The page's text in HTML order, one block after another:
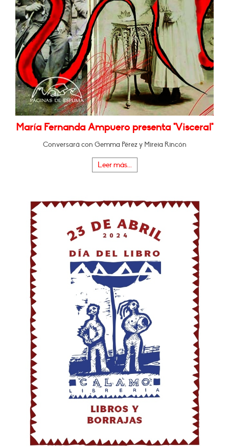
María Fernanda Ampuero presenta "Visceral"
Conversará con Gemma Pérez y Mireia Rincón
Leer más...